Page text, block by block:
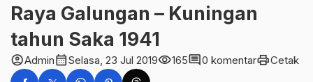
Raya Galungan – Kuningan
tahun Saka 1941
account_circleAdmincalendar_monthSelasa, 23 Jul 2019visibility165comment0 komentarprintCetak